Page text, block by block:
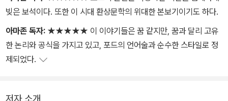
이 작품들은 자칫 일상과 동떨어진 허무맹랑한 이야기로 비치기 쉽지
에서 인간이 어떻게 변하고 어떻게 변하지 않는가를 꿰뚫어보는 통찰
력과 따뜻하고 유머러스한 시선, 그리고 자신의 꿈에 대한 철저한 믿
음과 노력을 통해 그저 그런 황당무계한 이야기의 수준을 뛰어넘는
빚은 보석이다. 또한 이 시대 환상문학의 위대한 본보기이기도 하다.
아마존 독자: ★★★★★ 이 이야기들은 꿈 같지만, 꿈과 달리 고유
한 논리와 공식을 가지고 있고, 포드의 언어술과 순수한 스타일로 정
제되었다.